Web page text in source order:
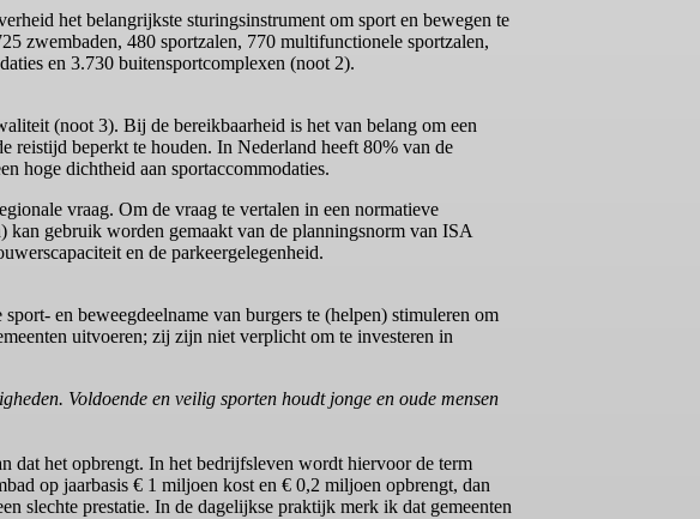
het belangrijkste sturingsinstrument om sport en bewegen te
zwembaden, 480 sportzalen, 770 multifunctionele sportzalen,
en 3.730 buitensportcomplexen (noot 2).
(noot 3). Bij de bereikbaarheid is het van belang om een
reistijd beperkt te houden. In Nederland heeft 80% van de
hoge dichtheid aan sportaccommodaties.
vraag. Om de vraag te vertalen in een normatieve
kan gebruik worden gemaakt van de planningsnorm van ISA
en de parkeergelegenheid.
en beweegdeelname van burgers te (helpen) stimuleren om
uitvoeren; zij zijn niet verplicht om te investeren in
Voldoende en veilig sporten houdt jonge en oude mensen
dat het opbrengt. In het bedrijfsleven wordt hiervoor de term
op jaarbasis € 1 miljoen kost en € 0,2 miljoen opbrengt, dan
slechte prestatie. In de dagelijkse praktijk merk ik dat gemeenten